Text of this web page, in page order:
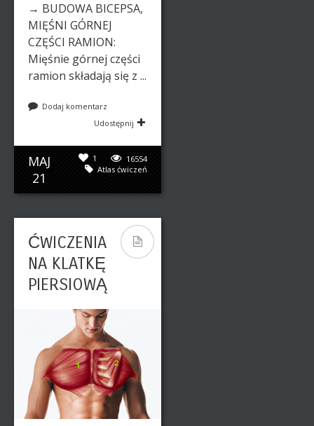
→ BUDOWA BICEPSA,
MIĘŚNI GÓRNEJ
CZĘŚCI RAMION:
Mięśnie górnej części
ramion składają się z ...
Dodaj komentarz
Udostępnij
MAJ
21
16554
1
Atlas ćwiczeń
ĆWICZENIA
NA KLATKĘ
PIERSIOWĄ